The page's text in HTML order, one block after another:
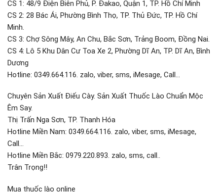
CS 1: 48/9 Điện Biên Phủ, P. Đakao, Quận 1, TP. Hồ Chí Minh
CS 2: 28 Bác Ái, Phường Bình Thọ, TP. Thủ Đức, TP. Hồ Chí
Minh.
CS 3: Chợ Sông Mây, An Chu, Bắc Sơn, Trảng Boom, Đồng Nai.
CS 4: Lô 5 Khu Dân Cư Toa Xe 2, Phường Dĩ An, TP. Dĩ An, Bình
Dương
Hotline: 0349.664.116. zalo, viber, sms, iMesage, Call…
Chuyên Sản Xuất Điếu Cày. Sản Xuất Thuốc Lào Chuẩn Mộc
Êm Say.
Thị Trấn Nga Sơn, TP. Thanh Hóa
Hotline Miền Nam: 0349.664.116. zalo, viber, sms, iMesage,
Call…
Hotline Miền Bắc: 0979.220.893. zalo, sms, call..
Trân Trọng!!
Mua thuốc lào online